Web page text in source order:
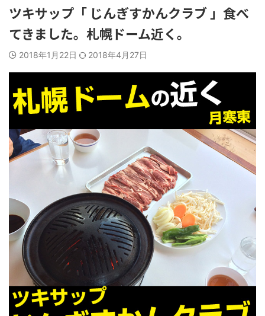
ツキサップ「 じんぎすかんクラブ 」食べ
てきました。札幌ドーム近く。
2018年1月22日 2018年4月27日